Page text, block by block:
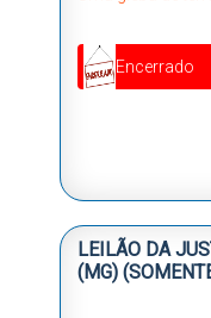
Encerrado
LEILÃO DA
(MG)